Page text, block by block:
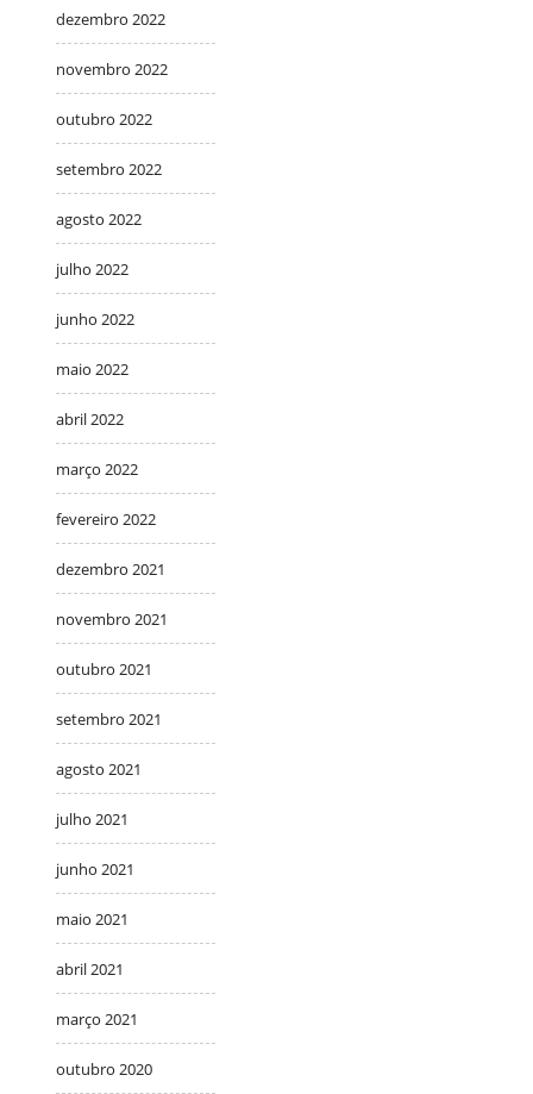
dezembro 2022
novembro 2022
outubro 2022
setembro 2022
agosto 2022
julho 2022
junho 2022
maio 2022
abril 2022
março 2022
fevereiro 2022
dezembro 2021
novembro 2021
outubro 2021
setembro 2021
agosto 2021
julho 2021
junho 2021
maio 2021
abril 2021
março 2021
outubro 2020